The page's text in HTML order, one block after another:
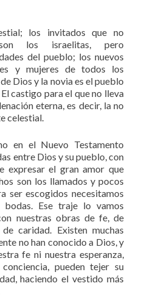
los invitados que no
los israelitas, pero
del pueblo; los nuevos
y mujeres de todos los
Dios y la novia es el pueblo
castigo para el que no lleva
eterna, es decir, la no
celestial.
en el Nuevo Testamento
entre Dios y su pueblo, con
expresar el gran amor que
son los llamados y pocos
ser escogidos necesitamos
Ese traje lo vamos
nuestras obras de fe, de
caridad. Existen muchas
no han conocido a Dios, y
fe ni nuestra esperanza,
pueden tejer su
haciendo el vestido más